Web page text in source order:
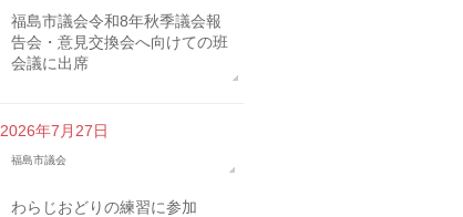
福島市議会令和8年秋季議会報
告会・意見交換会へ向けての班
会議に出席
2026年7月27日
福島市議会
わらじおどりの練習に参加